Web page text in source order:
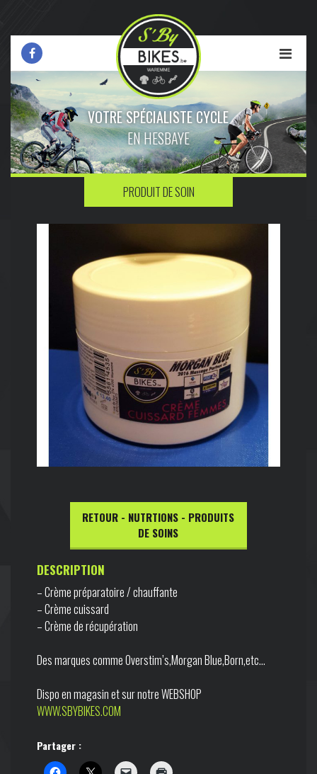
VOTRE SPÉCIALISTE CYCLE
EN HESBAYE
PRODUIT DE SOIN
RETOUR - NUTRTIONS - PRODUITS
DE SOINS
DESCRIPTION
– Crème préparatoire / chauffante
– Crème cuissard
– Crème de récupération
Des marques comme Overstim’s,Morgan Blue,Born,etc…
Dispo en magasin et sur notre WEBSHOP
WWW.SBYBIKES.COM
Partager :